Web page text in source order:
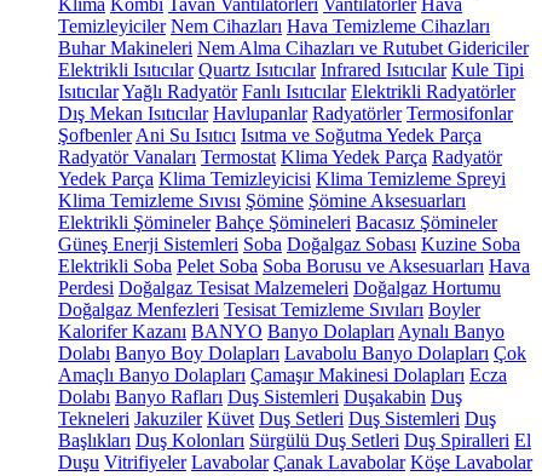
Klima Kombi Tavan Vantilatörleri Vantilatörler Hava
Temizleyiciler Nem Cihazları Hava Temizleme Cihazları
Buhar Makineleri Nem Alma Cihazları ve Rutubet Gidericiler
Elektrikli Isıtıcılar Quartz Isıtıcılar Infrared Isıtıcılar Kule Tipi
IsıtıcılarYağlı Radyatör Fanlı Isıtıcılar Elektrikli Radyatörler
Dış Mekan Isıtıcılar Havlupanlar Radyatörler Termosifonlar
Şofbenler Ani Su Isıtıcı Isıtma ve Soğutma Yedek Parça
Radyatör Vanaları Termostat Klima Yedek Parça Radyatör
Yedek Parça Klima Temizleyicisi Klima Temizleme Spreyi
Klima Temizleme Sıvısı Şömine Şömine Aksesuarları
Elektrikli Şömineler Bahçe Şömineleri Bacasız Şömineler
Güneş Enerji Sistemleri Soba Doğalgaz Sobası Kuzine Soba
Elektrikli Soba Pelet Soba Soba Borusu ve Aksesuarları Hava
Perdesi Doğalgaz Tesisat Malzemeleri Doğalgaz Hortumu
Doğalgaz Menfezleri Tesisat Temizleme Sıvıları Boyler
Kalorifer Kazanı BANYO Banyo Dolapları Aynalı Banyo
Dolabı Banyo Boy Dolapları Lavabolu Banyo Dolapları Çok
Amaçlı Banyo Dolapları Çamaşır Makinesi Dolapları Ecza
Dolabı Banyo Rafları Duş Sistemleri Duşakabin Duş
Tekneleri Jakuziler Küvet Duş Setleri Duş Sistemleri Duş
Başlıkları Duş Kolonları Sürgülü Duş Setleri Duş Spiralleri El
Duşu Vitrifiyeler Lavabolar Çanak Lavabolar Köşe Lavabolar